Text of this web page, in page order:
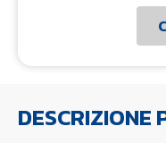
DESCRIZIONE